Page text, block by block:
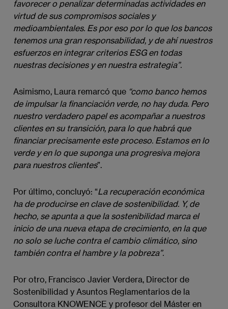
favorecer o penalizar determinadas actividades en
virtud de sus compromisos sociales y
medioambientales. Es por eso por lo que los bancos
tenemos una gran responsabilidad, y de ahí nuestros
esfuerzos en integrar criterios ESG en todas
nuestras decisiones y en nuestra estrategia”.
Asimismo, Laura remarcó que “como banco hemos
de impulsar la financiación verde, no hay duda. Pero
nuestro verdadero papel es acompañar a nuestros
clientes en su transición, para lo que habrá que
financiar precisamente este proceso. Estamos en lo
verde y en lo que suponga una progresiva mejora
para nuestros clientes”.
Por último, concluyó: “La recuperación económica
ha de producirse en clave de sostenibilidad. Y, de
hecho, se apunta a que la sostenibilidad marca el
inicio de una nueva etapa de crecimiento, en la que
no solo se luche contra el cambio climático, sino
también contra el hambre y la pobreza”.
Por otro, Francisco Javier Verdera, Director de
Sostenibilidad y Asuntos Reglamentarios de la
Consultora KNOWENCE y profesor del Máster en